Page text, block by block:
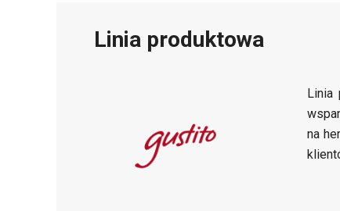
Linia produktowa
Linia
na